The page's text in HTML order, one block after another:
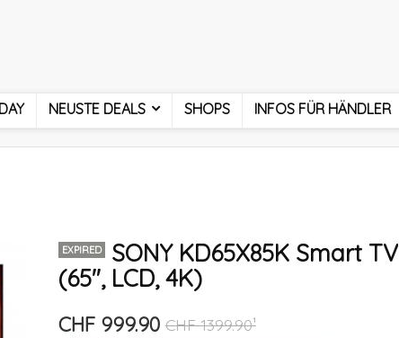
NEUSTE DEALS SHOPS INFOS FÜR HÄNDLER
EXPIRED
SONY KD65X85K Smart TV
(65″, LCD, 4K)
CHF 999.90 CHF 1399.90¹